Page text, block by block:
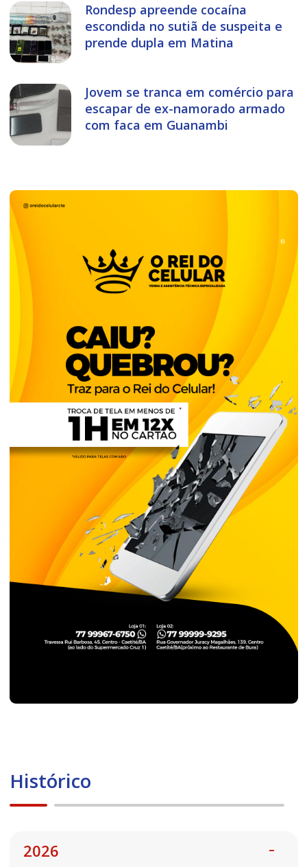
Rondesp apreende cocaína
escondida no sutiã de suspeita e
prende dupla em Matina
Jovem se tranca em comércio para
escapar de ex-namorado armado
com faca em Guanambi
Histórico
2026